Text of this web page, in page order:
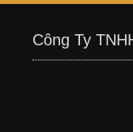
Công Ty